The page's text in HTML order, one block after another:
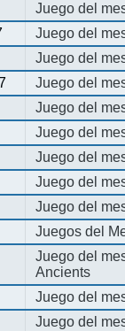
Juego del
Juego del
Juego del
Juego del
Juego del
Juego del
Juego del
Juego del
Juego del
Juegos del
Juego del
Ancients
Juego del
Juego del